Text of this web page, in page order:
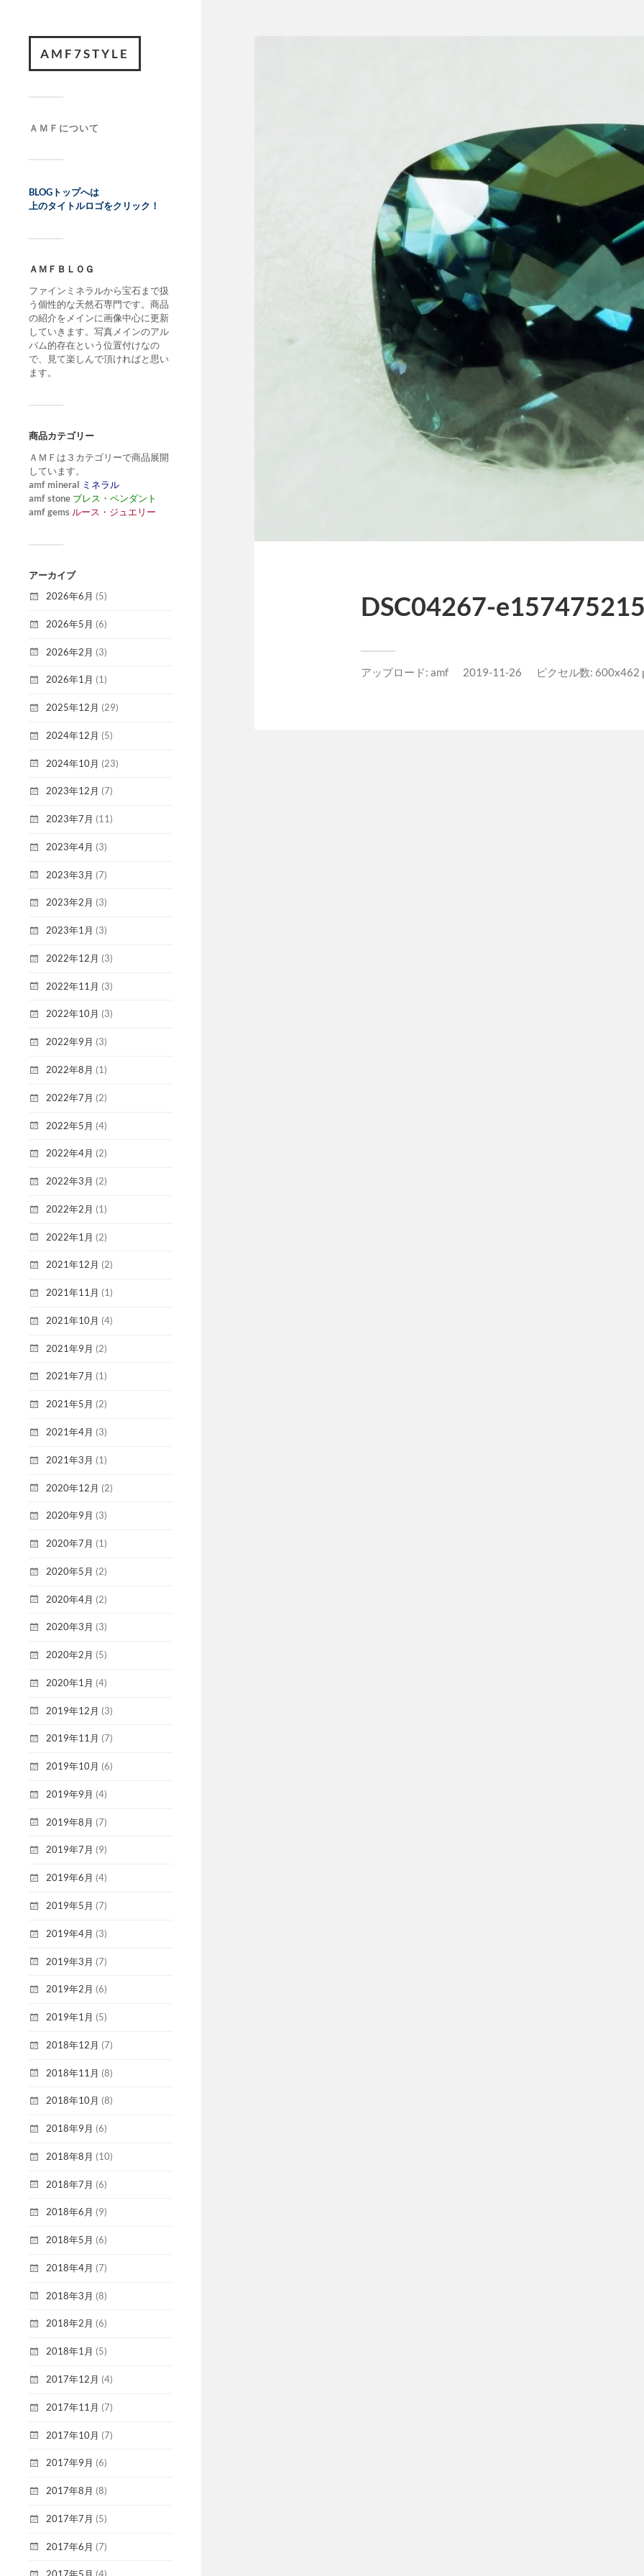
AMF7STYLE
ＡＭＦについて
BLOGトップへは
上のタイトルロゴをクリック！
ＡＭＦＢＬＯＧ
ファインミネラルから宝石まで扱
う個性的な天然石専門です。商品
の紹介をメインに画像中心に更新
していきます。写真メインのアル
バム的存在という位置付けなの
で、見て楽しんで頂ければと思い
ます。
商品カテゴリー
ＡＭＦは３カテゴリーで商品展開
しています。
amf mineral ミネラル
amf stone ブレス・ペンダント
amf gems ルース・ジュエリー
アーカイブ
2026年6月 (5)
2026年5月 (6)
2026年2月 (3)
2026年1月 (1)
2025年12月 (29)
2024年12月 (5)
2024年10月 (23)
2023年12月 (7)
2023年7月 (11)
2023年4月 (3)
2023年3月 (7)
2023年2月 (3)
2023年1月 (3)
2022年12月 (3)
2022年11月 (3)
2022年10月 (3)
2022年9月 (3)
2022年8月 (1)
2022年7月 (2)
2022年5月 (4)
2022年4月 (2)
2022年3月 (2)
2022年2月 (1)
2022年1月 (2)
2021年12月 (2)
2021年11月 (1)
2021年10月 (4)
2021年9月 (2)
2021年7月 (1)
2021年5月 (2)
2021年4月 (3)
2021年3月 (1)
2020年12月 (2)
2020年9月 (3)
2020年7月 (1)
2020年5月 (2)
2020年4月 (2)
2020年3月 (3)
2020年2月 (5)
2020年1月 (4)
2019年12月 (3)
2019年11月 (7)
2019年10月 (6)
2019年9月 (4)
2019年8月 (7)
2019年7月 (9)
2019年6月 (4)
2019年5月 (7)
2019年4月 (3)
2019年3月 (7)
2019年2月 (6)
2019年1月 (5)
2018年12月 (7)
2018年11月 (8)
2018年10月 (8)
2018年9月 (6)
2018年8月 (10)
2018年7月 (6)
2018年6月 (9)
2018年5月 (6)
2018年4月 (7)
2018年3月 (8)
2018年2月 (6)
2018年1月 (5)
2017年12月 (4)
2017年11月 (7)
2017年10月 (7)
2017年9月 (6)
2017年8月 (8)
2017年7月 (5)
2017年6月 (7)
DSC04267-
アップロード: amf 2019-11-26 ピクセル数: 600x462